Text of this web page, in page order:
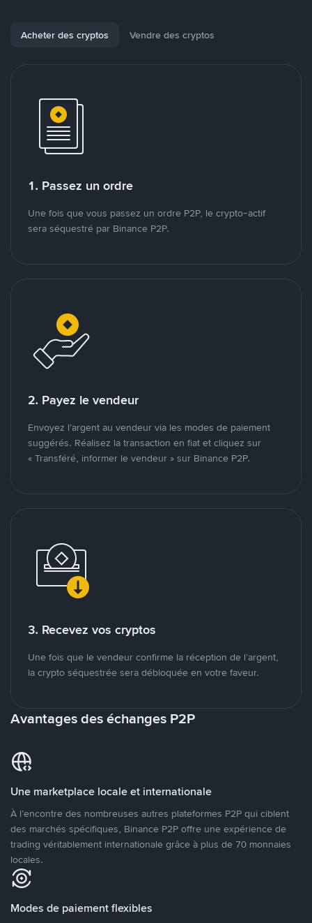
Acheter des cryptos Vendre des cryptos
1. Passez un ordre
Une fois que vous passez un ordre P2P, le crypto-actif
sera séquestré par Binance P2P.
2. Payez le vendeur
Envoyez l’argent au vendeur via les modes de paiement
suggérés. Réalisez la transaction en fiat et cliquez sur
« Transféré, informer le vendeur » sur Binance P2P.
3. Recevez vos cryptos
Une fois que le vendeur confirme la réception de l’argent,
la crypto séquestrée sera débloquée en votre faveur.
Avantages des échanges P2P
Une marketplace locale et internationale
À l’encontre des nombreuses autres plateformes P2P qui ciblent
des marchés spécifiques, Binance P2P offre une expérience de
trading véritablement internationale grâce à plus de 70 monnaies
locales.
Modes de paiement flexibles